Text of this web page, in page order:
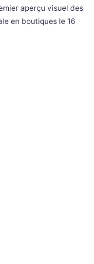
aperçu visuel des
en boutiques le 16